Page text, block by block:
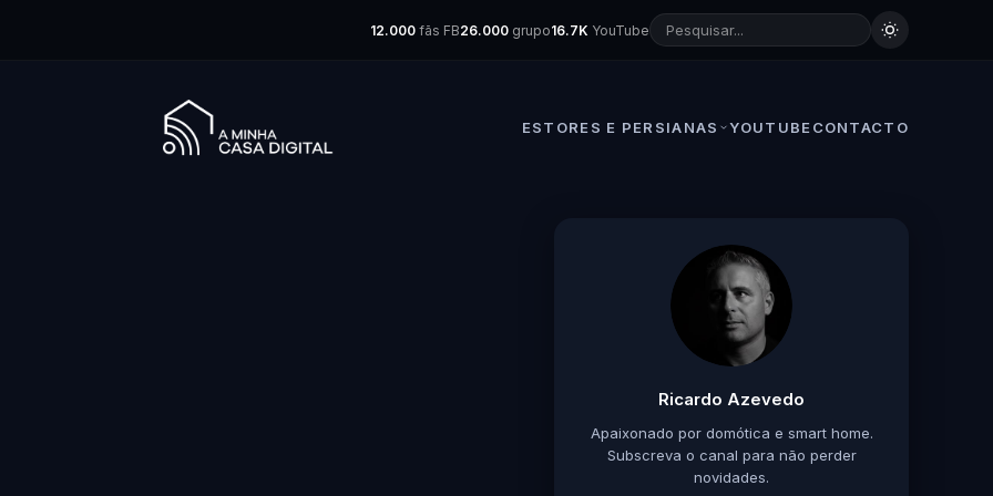
12.000 fãs FB26.000 grupo16.7K YouTube
ESTORES E PERSIANAS YOUTUBE CONTACTO
Ricardo Azevedo
Apaixonado por domótica e smart home.
Subscreva o canal para não perder
novidades.